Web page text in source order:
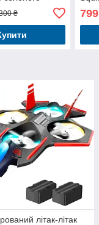
₴ 799
літак-літак